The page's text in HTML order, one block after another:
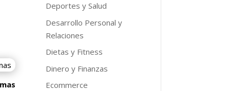
Deportes y Salud
Desarrollo Personal y
Relaciones
Dietas y Fitness
Dinero y Finanzas
Ecommerce